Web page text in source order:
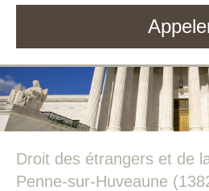
Droit des étrangers et de
Penne-sur-Huveaune